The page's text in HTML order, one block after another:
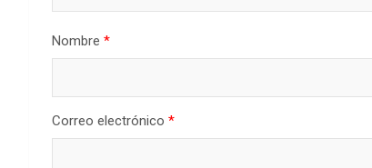
Nombre *
Correo electrónico *